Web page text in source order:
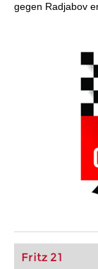
gegen Radjabov
Fritz 21